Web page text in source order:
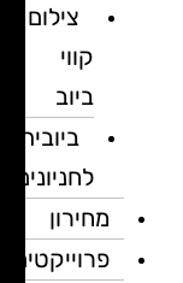
צילום
קווי
ביוב
ביובית
לחניונים
מחירון
פרוייקטים